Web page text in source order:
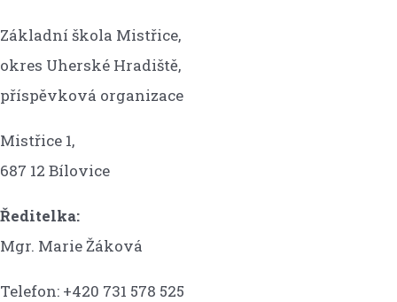
Základní škola Mistřice,
okres Uherské Hradiště,
příspěvková organizace
Mistřice 1,
687 12 Bílovice
Ředitelka:
Mgr. Marie Žáková
Telefon: +420 731 578 525